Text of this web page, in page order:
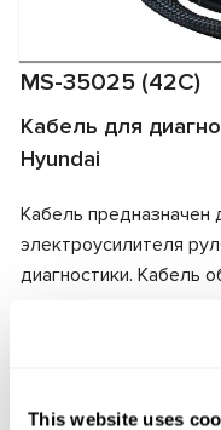
This website uses
MS-35025 (42C)
Кабель для
Hyundai
Кабель предназначен
электроусилителя
диагностики. Кабель
между тестером и
электрическое